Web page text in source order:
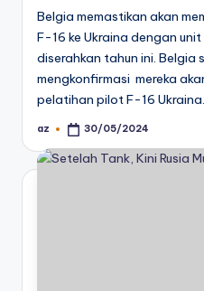
Belgia memastikan akan
F-16 ke Ukraina dengan
diserahkan tahun ini. Belgia
mengkonfirmasi mereka
pelatihan pilot F-16
Posted
az 30/05/2024